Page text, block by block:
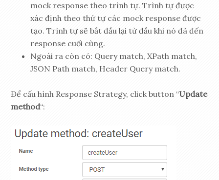
mock response theo trình tự. Trình tự được
xác định theo thứ tự các mock response được
tạo. Trình tự sẽ bắt đầu lại từ đầu khi nó đã đến
response cuối cùng.
Ngoài ra còn có: Query match, XPath match,
JSON Path match, Header Query match.
Để cấu hình Response Strategy, click button “Update
method“: